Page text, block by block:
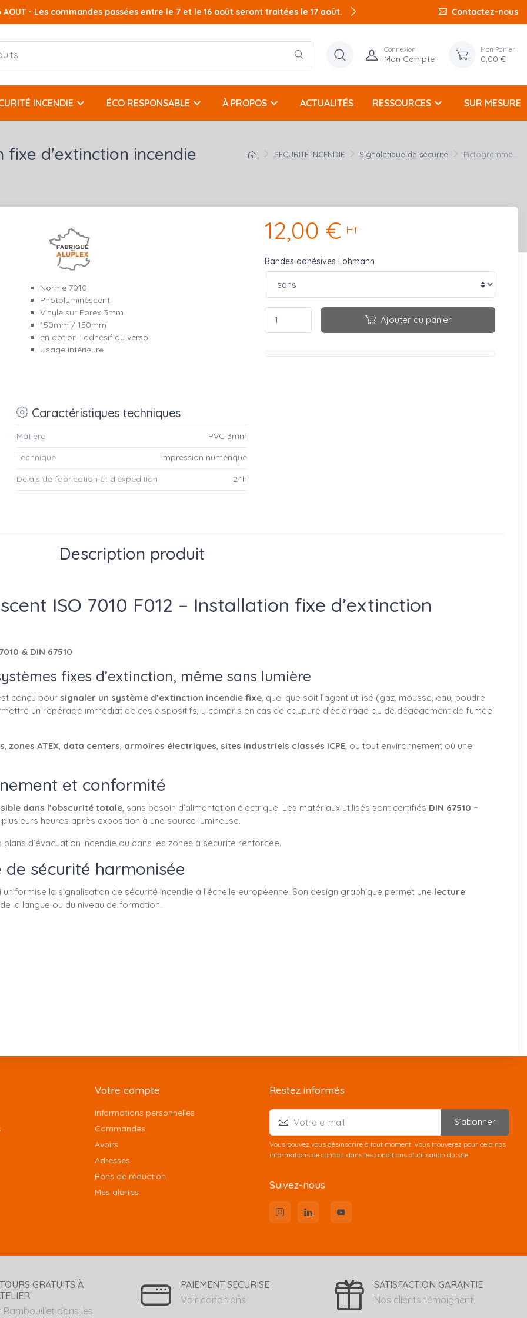
AOUT - Les commandes passées entre le 7 et le 16 août seront traitées le 17 août.
AOUT - Les commandes passées entre le 7 et le 16 août seront traitées le 17 août. Contactez-nous
Connexion
Mon Compte
Mon Panier
0,00 €
INCENDIE keyboard_arrow_down ÉCO RESPONSABLE keyboard_arrow_down À PROPOS keyboard_arrow_down ACTUALITÉS RESSOURCES keyboard_arrow_down SUR MESURE
SÉCURITÉ INCENDIE Signalétique de sécurité Pictogramme...
fixe d'extinction incendie
Norme 7010
Photoluminescent
Vinyle sur Forex 3mm
150mm / 150mm
en option : adhésif au verso
Usage intérieure
Caractéristiques techniques
Matière PVC 3mm
Technique impression numérique
Délais de fabrication et d’expédition 24h
12,00 € HT
Bandes adhésives Lohmann
Ajouter au panier
Description produit
ISO 7010 F012 – Installation fixe d’extinction
& DIN 67510
fixes d’extinction, même sans lumière
conçu pour signaler un système d’extinction incendie fixe, quel que soit l’agent utilisé (gaz, mousse, eau, poudre
un repérage immédiat de ces dispositifs, y compris en cas de coupure d’éclairage ou de dégagement de fumée
, zones ATEX, data centers, armoires électriques, sites industriels classés ICPE, ou tout environnement où une
et conformité
dans l’obscurité totale, sans besoin d’alimentation électrique. Les matériaux utilisés sont certifiés DIN 67510 –
heures après exposition à une source lumineuse.
d’évacuation incendie ou dans les zones à sécurité renforcée.
de sécurité harmonisée
uniformise la signalisation de sécurité incendie à l’échelle européenne. Son design graphique permet une lecture
la langue ou du niveau de formation.
Votre compte
Informations personnelles
Commandes
Avoirs
Adresses
Bons de réduction
Mes alertes
Restez informés
S’abonner
Vous pouvez vous désinscrire à tout moment. Vous trouverez pour cela nos
informations de contact dans les conditions d'utilisation du site.
Suivez-nous
GRATUITS À
Rambouillet dans les
PAIEMENT SECURISE
Voir conditions
SATISFACTION GARANTIE
Nos clients témoignent